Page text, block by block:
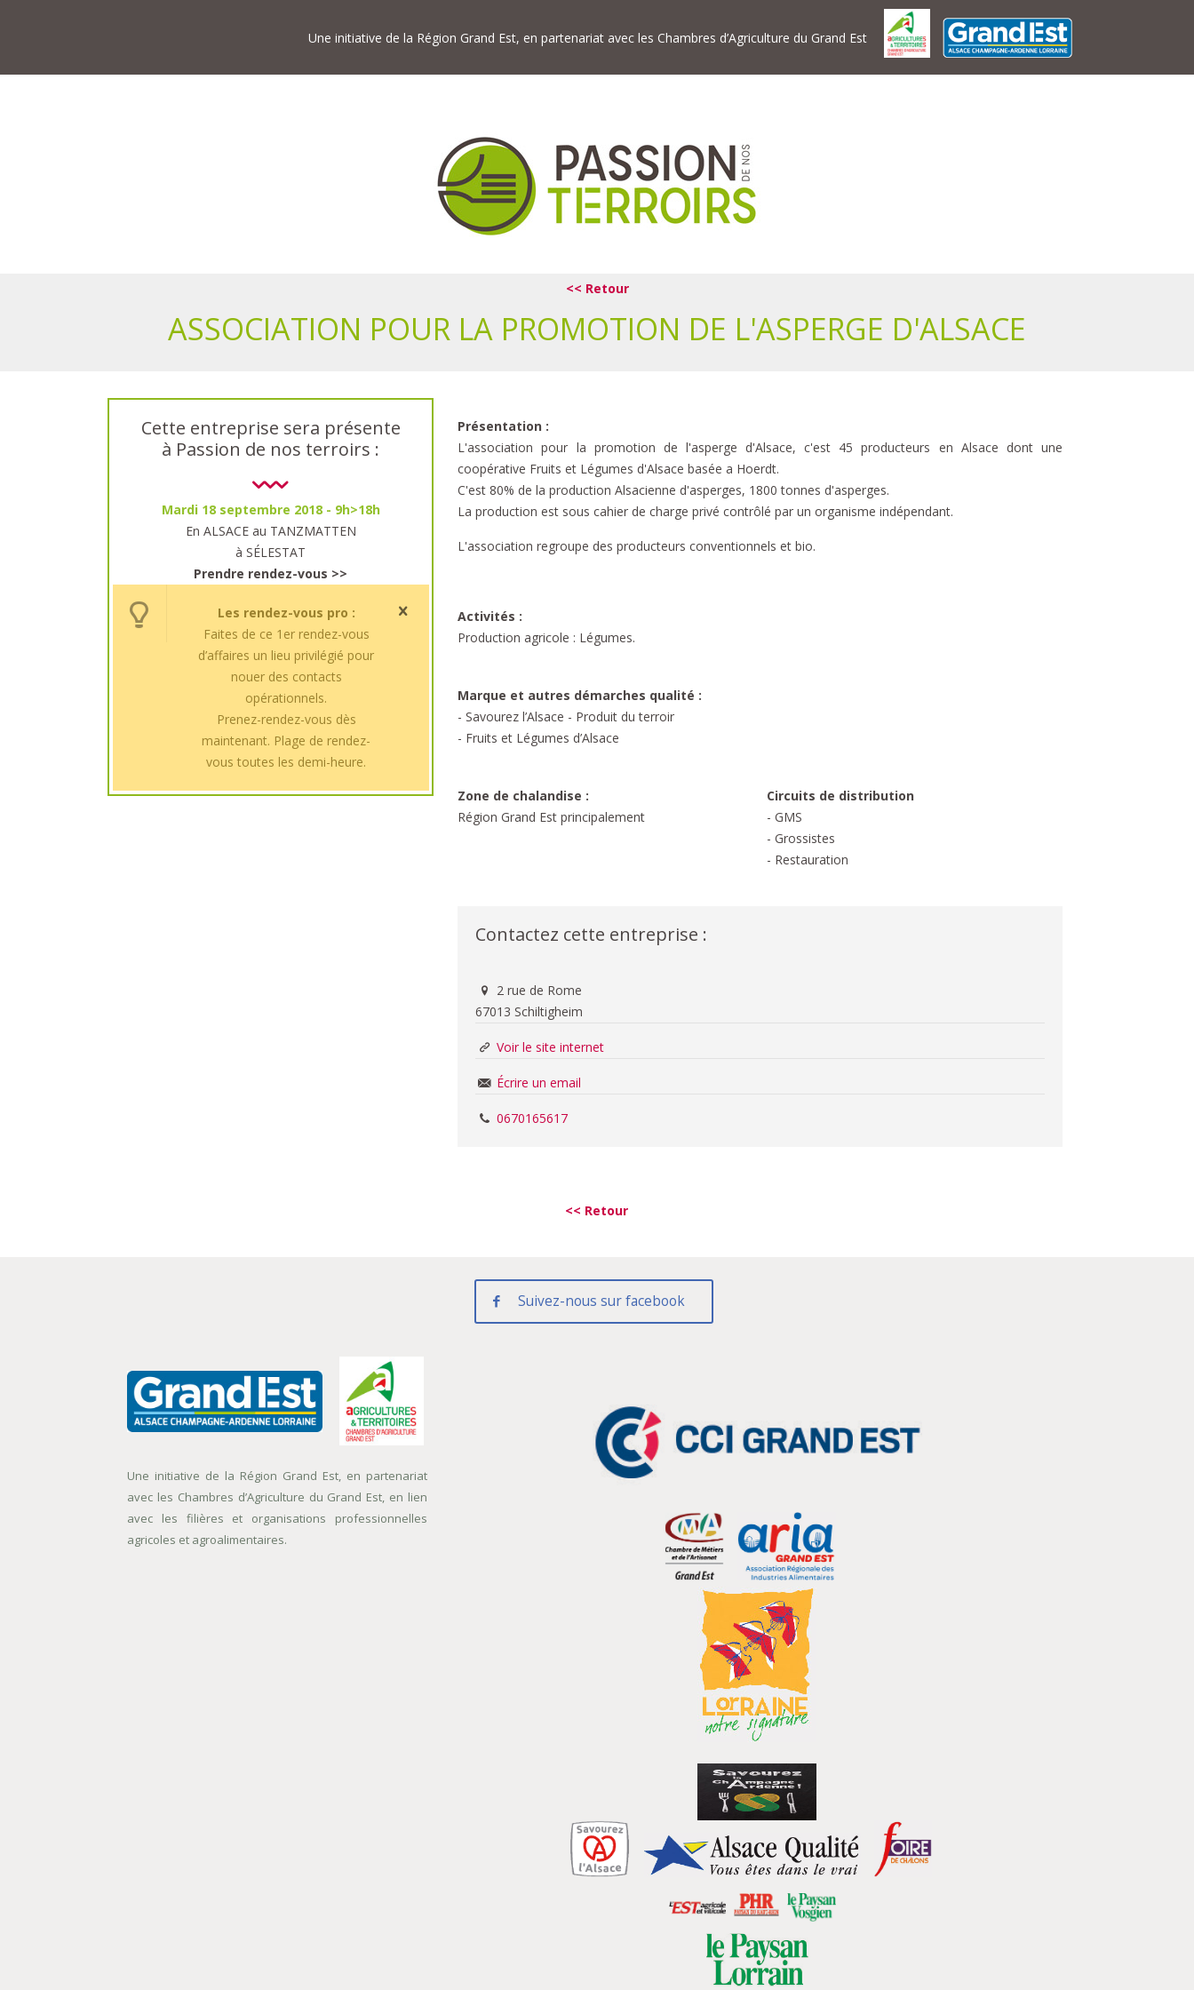
Une initiative de la Région Grand Est, en partenariat avec les Chambres d’Agriculture du Grand Est
<< Retour
ASSOCIATION POUR LA PROMOTION DE L'ASPERGE D'ALSACE
Cette entreprise sera présente
à Passion de nos terroirs :
Mardi 18 septembre 2018 - 9h>18h
En ALSACE au TANZMATTEN
à SÉLESTAT
Prendre rendez-vous >>
Les rendez-vous pro :
Faites de ce 1er rendez-vous
d’affaires un lieu privilégié pour
nouer des contacts
opérationnels.
Prenez-rendez-vous dès
maintenant. Plage de rendez-
vous toutes les demi-heure.
Présentation :
L'association pour la promotion de l'asperge d'Alsace, c'est 45 producteurs en Alsace dont une
coopérative Fruits et Légumes d'Alsace basée a Hoerdt.
C'est 80% de la production Alsacienne d'asperges, 1800 tonnes d'asperges.
La production est sous cahier de charge privé contrôlé par un organisme indépendant.
L'association regroupe des producteurs conventionnels et bio.
Activités :
Production agricole : Légumes.
Marque et autres démarches qualité :
- Savourez l’Alsace - Produit du terroir
- Fruits et Légumes d’Alsace
Zone de chalandise :
Région Grand Est principalement
Circuits de distribution
- GMS
- Grossistes
- Restauration
Contactez cette entreprise :
2 rue de Rome
67013 Schiltigheim
Voir le site internet
Écrire un email
0670165617
<< Retour
Suivez-nous sur facebook
Une initiative de la Région Grand Est, en partenariat
avec les Chambres d’Agriculture du Grand Est, en lien
avec les filières et organisations professionnelles
agricoles et agroalimentaires.